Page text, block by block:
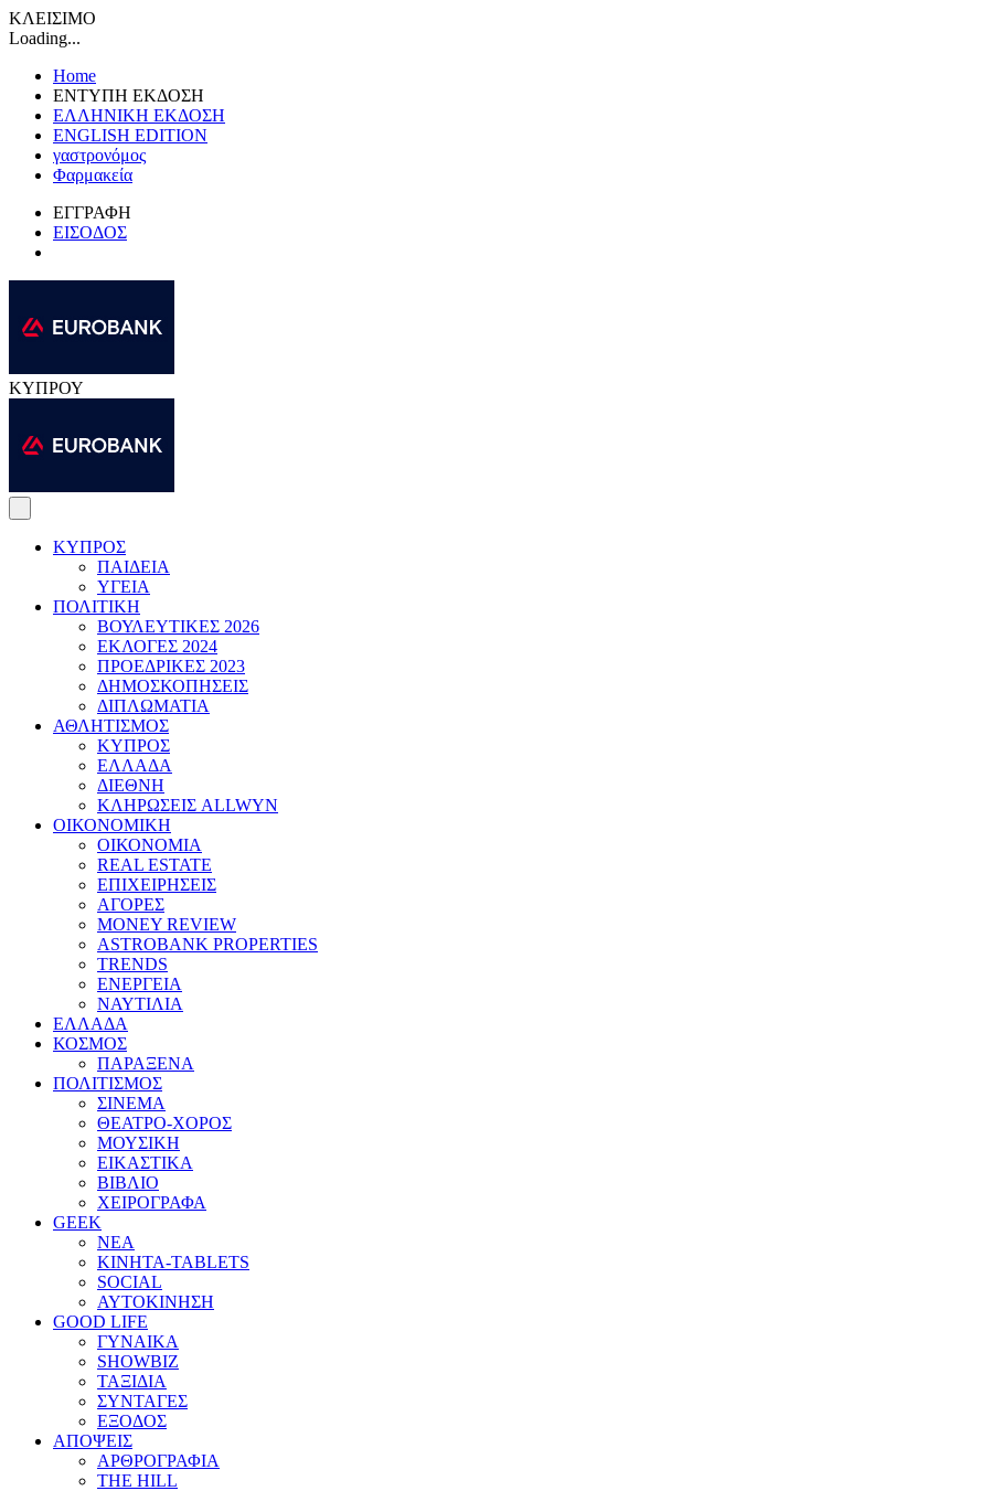
ΚΛΕΙΣΙΜΟ
Loading...
Home
ΕΝΤΥΠΗ ΕΚΔΟΣΗ
ΕΛΛΗΝΙΚΗ ΕΚΔΟΣΗ
ENGLISH EDITION
γαστρονόμος
Φαρμακεία
ΕΓΓΡΑΦΗ
ΕΙΣΟΔΟΣ
ΚΥΠΡΟΥ
ΚΥΠΡΟΣ
ΠΑΙΔΕΙΑ
ΥΓΕΙΑ
ΠΟΛΙΤΙΚΗ
ΒΟΥΛΕΥΤΙΚΕΣ 2026
ΕΚΛΟΓΕΣ 2024
ΠΡΟΕΔΡΙΚΕΣ 2023
ΔΗΜΟΣΚΟΠΗΣΕΙΣ
ΔΙΠΛΩΜΑΤΙΑ
ΑΘΛΗΤΙΣΜΟΣ
ΚΥΠΡΟΣ
ΕΛΛΑΔΑ
ΔΙΕΘΝΗ
ΚΛΗΡΩΣΕΙΣ ALLWYN
ΟΙΚΟΝΟΜΙΚΗ
ΟΙΚΟΝΟΜΙΑ
REAL ESTATE
ΕΠΙΧΕΙΡΗΣΕΙΣ
ΑΓΟΡΕΣ
MONEY REVIEW
ASTROBANK PROPERTIES
TRENDS
ΕΝΕΡΓΕΙΑ
ΝΑΥΤΙΛΙΑ
ΕΛΛΑΔΑ
ΚΟΣΜΟΣ
ΠΑΡΑΞΕΝΑ
ΠΟΛΙΤΙΣΜΟΣ
ΣΙΝΕΜΑ
ΘΕΑΤΡΟ-ΧΟΡΟΣ
ΜΟΥΣΙΚΗ
ΕΙΚΑΣΤΙΚΑ
ΒΙΒΛΙΟ
ΧΕΙΡΟΓΡΑΦΑ
GEEK
ΝΕΑ
ΚΙΝΗΤΑ-TABLETS
SOCIAL
ΑΥΤΟΚΙΝΗΣΗ
GOOD LIFE
ΓΥΝΑΙΚΑ
SHOWBIZ
ΤΑΞΙΔΙΑ
ΣΥΝΤΑΓΕΣ
ΕΞΟΔΟΣ
ΑΠΟΨΕΙΣ
ΑΡΘΡΟΓΡΑΦΙΑ
THE HILL